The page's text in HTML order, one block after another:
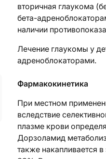
вторичная глаукома
бета-
наличии
Лечение глаукомы у
адреноблокаторами.
Фармакокинетика
При местном
вследствие
плазме крови
Дорзоламид
также накапливается